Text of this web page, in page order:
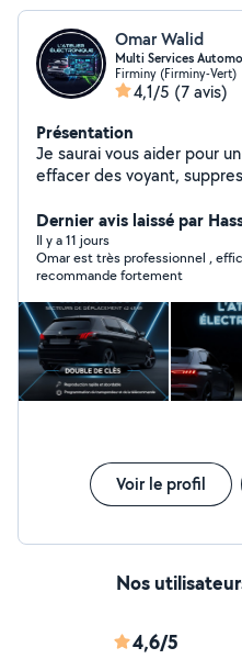
Omar Walid
Multi Services
Firminy (Firminy-Vert)
4,1/5 (7 avis)
Présentation
Je saurai vous aider pour
effacer des voyant,
bientôt
Dernier avis laissé par
Il y a 11 jours
Omar est très professionnel ,
recommande fortement
Voir le profil
Nos
4,6/5